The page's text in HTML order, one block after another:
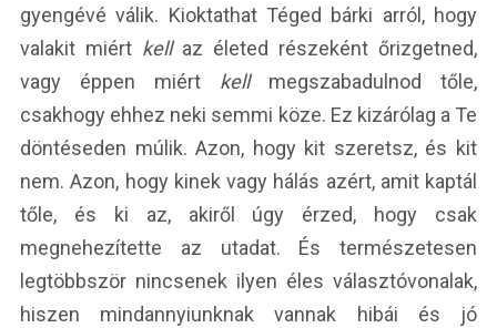
gyengévé válik. Kioktathat Téged bárki arról, hogy
valakit miért kellaz életed részeként őrizgetned,
vagy éppen miért kellmegszabadulnod tőle,
csakhogy ehhez neki semmi köze. Ez kizárólag a Te
döntéseden múlik. Azon, hogy kit szeretsz, és kit
nem. Azon, hogy kinek vagy hálás azért, amit kaptál
tőle, és ki az, akiről úgy érzed, hogy csak
megnehezítette az utadat. És természetesen
legtöbbször nincsenek ilyen éles választóvonalak,
hiszen mindannyiunknak vannak hibái és jó